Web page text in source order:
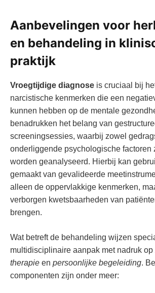
Aanbevelingen voor
en behandeling in
praktijk
Vroegtijdige diagnose is cruciaal bij
narcistische kenmerken die een
kunnen hebben op de mentale
benadrukken het belang van
screeningsessies, waarbij zowel
onderliggende psychologische factoren
worden geanalyseerd. Hierbij kan
gemaakt van gevalideerde
alleen de oppervlakkige kenmerken,
verborgen kwetsbaarheden van
brengen.
Wat betreft de behandeling wijzen
multidisciplinaire aanpak met nadruk op
therapie en persoonlijke begeleiding.
componenten zijn onder meer: